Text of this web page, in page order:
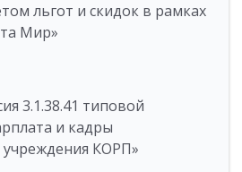
льгот и скидок в рамках
Мир»
3.1.38.41 типовой
и кадры
учреждения КОРП»